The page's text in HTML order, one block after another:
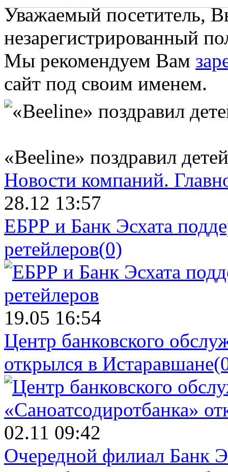
Уважаемый посетитель,
незарегистрированный
Мы рекомендуем Вам
сайт под своим именем.
«Beeline» поздравил
Новости компаний.
28.12 13:57
ЕБРР и Банк Эсхата
ретейлеров(0)
19.05 16:54
Центр банковского
открылся в Истаравшане
02.11 09:42
Очередной филиал Банк